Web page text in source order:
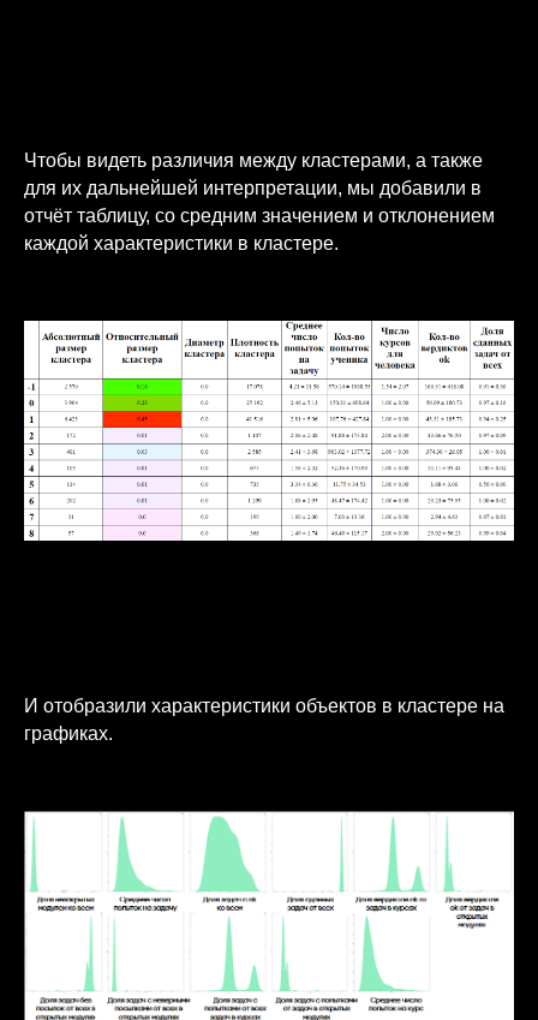
Чтобы видеть различия между кластерами, а также
для их дальнейшей интерпретации, мы добавили в
отчёт таблицу, со средним значением и отклонением
каждой характеристики в кластере.
И отобразили характеристики объектов в кластере на
графиках.